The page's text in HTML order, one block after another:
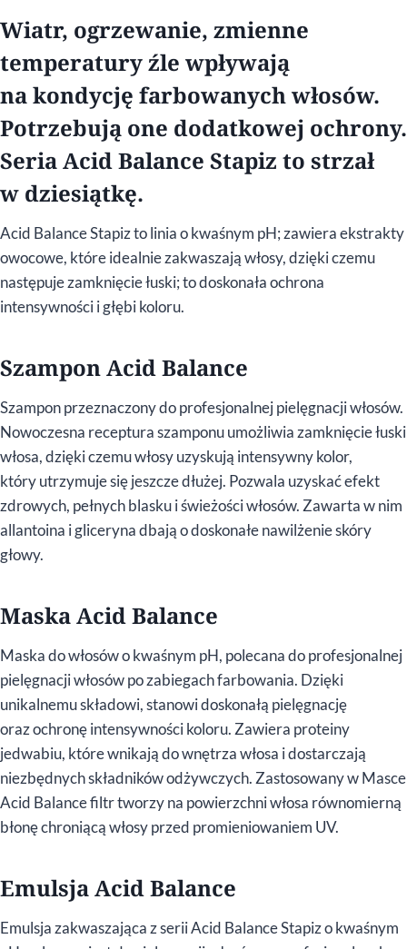
Wiatr, ogrzewanie, zmienne
temperatury źle wpływają
na kondycję farbowanych włosów.
Potrzebują one dodatkowej ochrony.
Seria Acid Balance Stapiz to strzał
w dziesiątkę.
Acid Balance Stapiz to linia o kwaśnym pH; zawiera ekstrakty
owocowe, które idealnie zakwaszają włosy, dzięki czemu
następuje zamknięcie łuski; to doskonała ochrona
intensywności i głębi koloru.
Szampon Acid Balance
Szampon przeznaczony do profesjonalnej pielęgnacji włosów.
Nowoczesna receptura szamponu umożliwia zamknięcie łuski
włosa, dzięki czemu włosy uzyskują intensywny kolor,
który utrzymuje się jeszcze dłużej. Pozwala uzyskać efekt
zdrowych, pełnych blasku i świeżości włosów. Zawarta w nim
allantoina i gliceryna dbają o doskonałe nawilżenie skóry
głowy.
Maska Acid Balance
Maska do włosów o kwaśnym pH, polecana do profesjonalnej
pielęgnacji włosów po zabiegach farbowania. Dzięki
unikalnemu składowi, stanowi doskonałą pielęgnację
oraz ochronę intensywności koloru. Zawiera proteiny
jedwabiu, które wnikają do wnętrza włosa i dostarczają
niezbędnych składników odżywczych. Zastosowany w Masce
Acid Balance filtr tworzy na powierzchni włosa równomierną
błonę chroniącą włosy przed promieniowaniem UV.
Emulsja Acid Balance
Emulsja zakwaszająca z serii Acid Balance Stapiz o kwaśnym